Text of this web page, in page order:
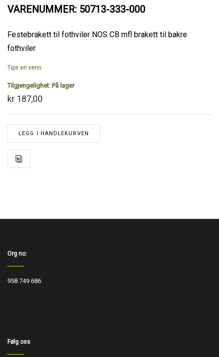
VARENUMMER: 50713-333-000
Festebrakett til fothviler NOS CB mfl brakett til bakre
fothviler
Tips en venn
Tilgjengelighet: På lager
kr 187,00
LEGG I HANDLEKURVEN
Org no:
958 749 686
Følg oss